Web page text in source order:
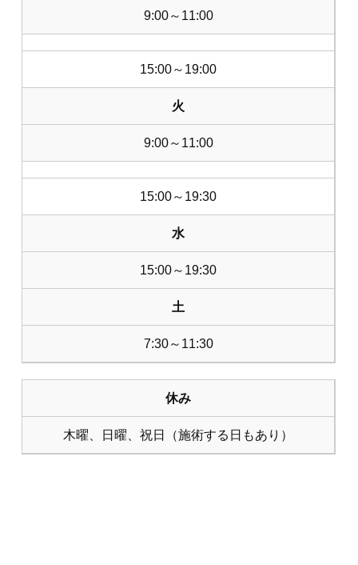
9:00～11:00
15:00～19:00
火
9:00～11:00
15:00～19:30
水
15:00～19:30
土
7:30～11:30
休み
木曜、日曜、祝日（施術する日もあり）